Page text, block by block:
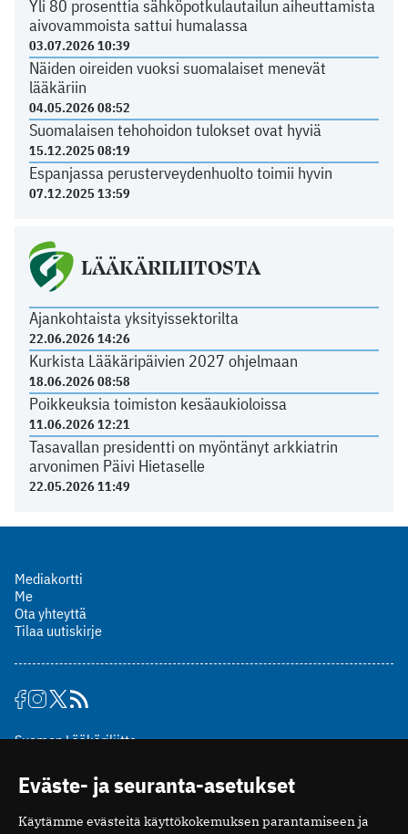
Yli 80 prosenttia sähköpotkulautailun aiheuttamista
aivovammoista sattui humalassa
03.07.2026 10:39
Näiden oireiden vuoksi suomalaiset menevät
lääkäriin
04.05.2026 08:52
Suomalaisen tehohoidon tulokset ovat hyviä
15.12.2025 08:19
Espanjassa perusterveydenhuolto toimii hyvin
07.12.2025 13:59
LÄÄKÄRILIITOSTA
Ajankohtaista yksityissektorilta
22.06.2026 14:26
Kurkista Lääkäripäivien 2027 ohjelmaan
18.06.2026 08:58
Poikkeuksia toimiston kesäaukioloissa
11.06.2026 12:21
Tasavallan presidentti on myöntänyt arkkiatrin
arvonimen Päivi Hietaselle
22.05.2026 11:49
Mediakortti
Me
Ota yhteyttä
Tilaa uutiskirje
Suomen Lääkäriliitto
00510 Helsinki
puh. (09) 393 091
toimitus@potilaanlaakarilehti.fi
Eväste- ja seuranta-asetukset
Käytämme evästeitä käyttökokemuksen parantamiseen ja